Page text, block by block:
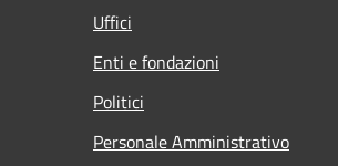
Uffici
Enti e fondazioni
Politici
Personale Amministrativo